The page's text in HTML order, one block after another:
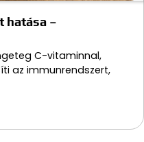
hatása –
C-vitaminnal,
az immunrendszert,